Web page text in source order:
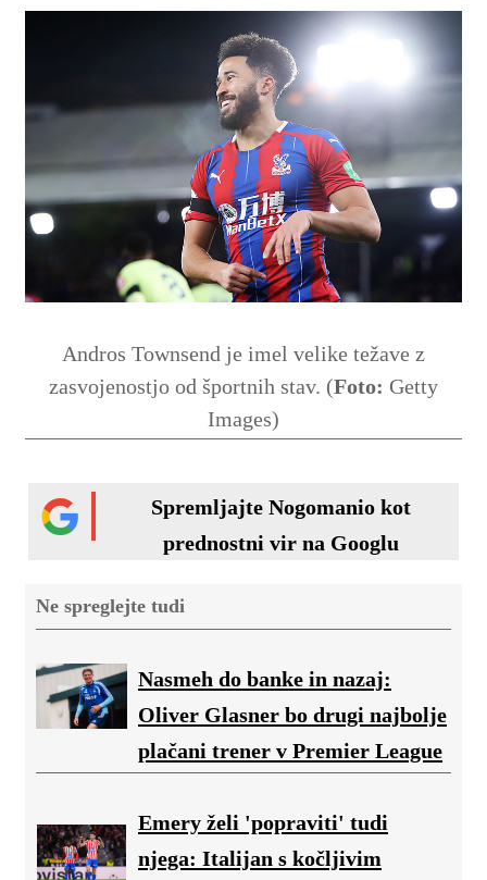
Andros Townsend je imel velike težave z
zasvojenostjo od športnih stav. (Foto: Getty
Images)
Spremljajte Nogomanio kot
prednostni vir na Googlu
Ne spreglejte tudi
Nasmeh do banke in nazaj:
Oliver Glasner bo drugi najbolje
plačani trener v Premier League
Emery želi 'popraviti' tudi
njega: Italijan s kočljivim